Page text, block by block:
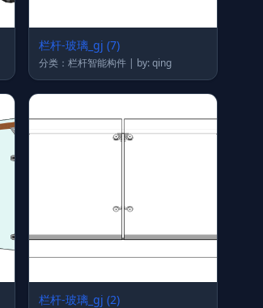
栏杆-玻璃_gj (7)
分类：栏杆智能构件 | by: qing
栏杆-玻璃_gj (2)